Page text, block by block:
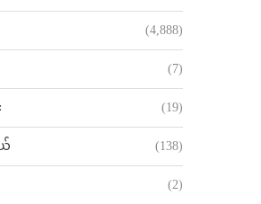
(4,888)
(7)
(19)
(138)
(2)